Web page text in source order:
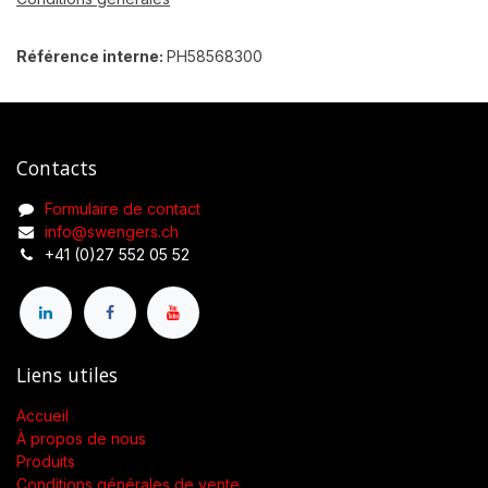
Référence interne: PH58568300
Contacts
Formulaire de contact
info@swengers.ch
+41 (0)27 552 05 52
Liens utiles
Accueil
À propos de nous
Produits
Conditions générales de vente